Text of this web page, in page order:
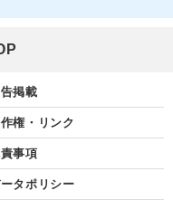
掲載
権・リンク
事項
タポリシー